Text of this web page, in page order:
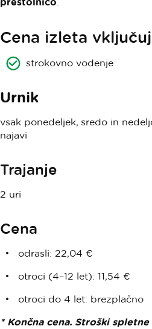
Cena izleta
strokovno vodenje
Urnik
vsak ponedeljek, sredo in
najavi
Trajanje
2 uri
Cena
odrasli: 22,04 €
otroci (4–12 let): 11,54 €
otroci do 4 let: brezplačno
* Končna cena. Stroški